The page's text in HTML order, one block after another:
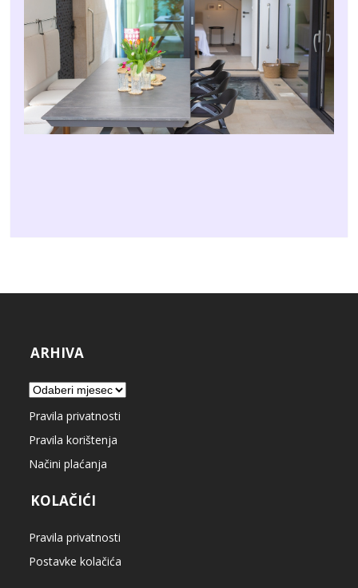
ARHIVA
Arhiva
Pravila privatnosti
Pravila korištenja
Načini plaćanja
KOLAČIĆI
Pravila privatnosti
Postavke kolačića